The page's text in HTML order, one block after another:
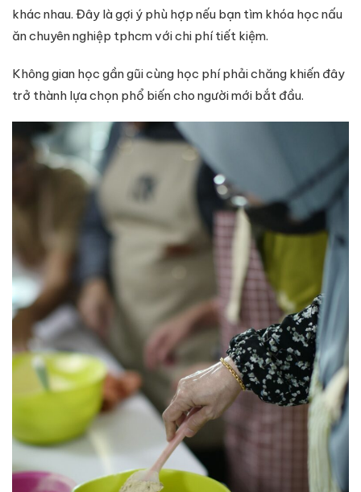
khác nhau. Đây là gợi ý phù hợp nếu bạn tìm khóa học nấu
ăn chuyên nghiệp tphcm với chi phí tiết kiệm.
Không gian học gần gũi cùng học phí phải chăng khiến đây
trở thành lựa chọn phổ biến cho người mới bắt đầu.